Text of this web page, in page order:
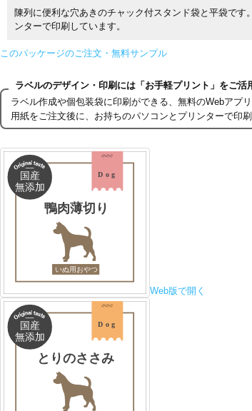
陳列に便利な穴あきのチャック付スタンド袋と平袋で
ンターで印刷しています。
このパッケージのご注文・無料サンプル
ラベルのデザイン・印刷には「お手軽プリント」をご活
ラベル作成や個包装袋に印刷ができる、無料のWebアプリ
用紙をご注文後に、お持ちのパソコンとプリンターで印刷
Web版で開く